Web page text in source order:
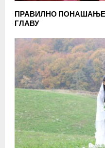
ПРАВИЛНО ПОНАШАЊЕ
ГЛАВУ